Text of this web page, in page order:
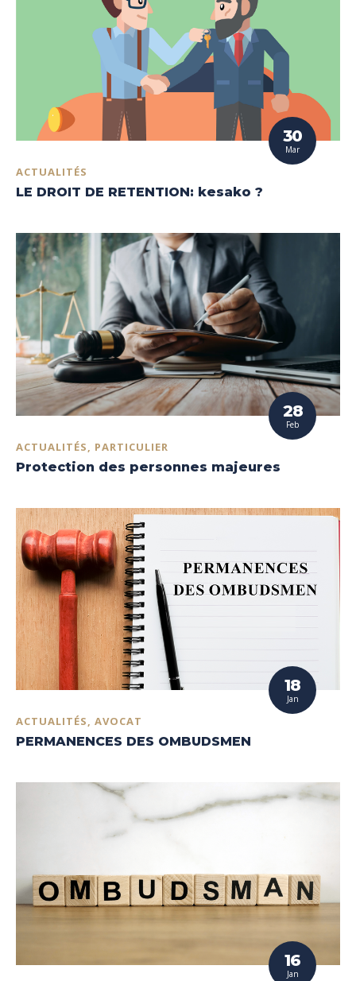
30
Mar
ACTUALITÉS
LE DROIT DE RETENTION: kesako ?
28
Feb
ACTUALITÉS, PARTICULIER
Protection des personnes majeures
18
Jan
ACTUALITÉS, AVOCAT
PERMANENCES DES OMBUDSMEN
16
Jan